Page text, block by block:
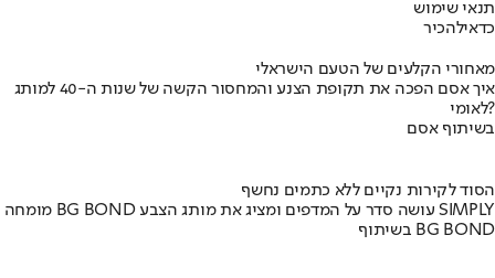
תנאי שימוש
כדאילהכיר
מאחורי הקלעים של הטעם הישראלי
איך אסם הפכה את תקופת הצנע והמחסור הקשה של שנות ה-40 למותג
לאומי?
בשיתוף אסם
הסוד לקירות נקיים ללא כתמים נחשף
מומחה BG BOND עושה סדר על המדפים ומציג את מותג הצבע SIMPLY
בשיתוף BG BOND